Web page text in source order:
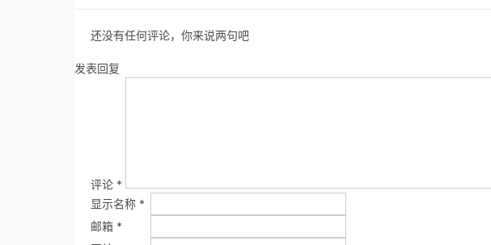
还没有任何评论，你来说两句吧
发表回复
评论 *
显示名称 *
邮箱 *